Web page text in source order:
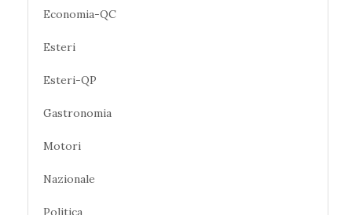
Economia-QC
Esteri
Esteri-QP
Gastronomia
Motori
Nazionale
Politica